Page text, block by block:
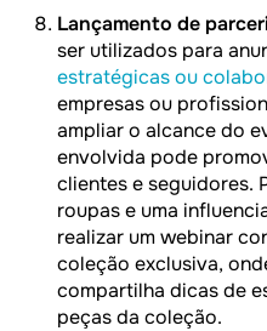
Lançamento de
ser utilizados para
estratégicas ou
empresas ou
ampliar o alcance do
envolvida pode
clientes e seguidores.
roupas e uma
realizar um webinar
coleção exclusiva,
compartilha dicas de
peças da coleção.